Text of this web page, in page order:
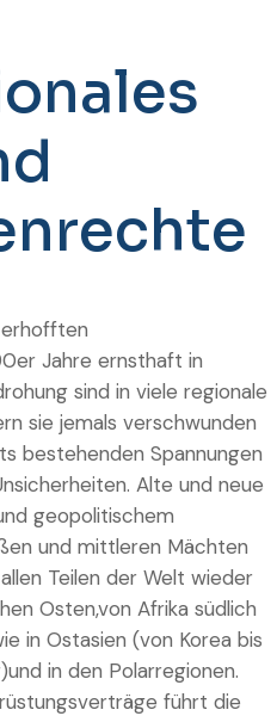
erhofften
Jahre ernsthaft in
sind in viele regionale
sie jemals verschwunden
bestehenden Spannungen
Alte und neue
geopolitischem
und mittleren Mächten
Teilen der Welt wieder
Osten,von Afrika südlich
in Ostasien (von Korea bis
in den Polarregionen.
führt die